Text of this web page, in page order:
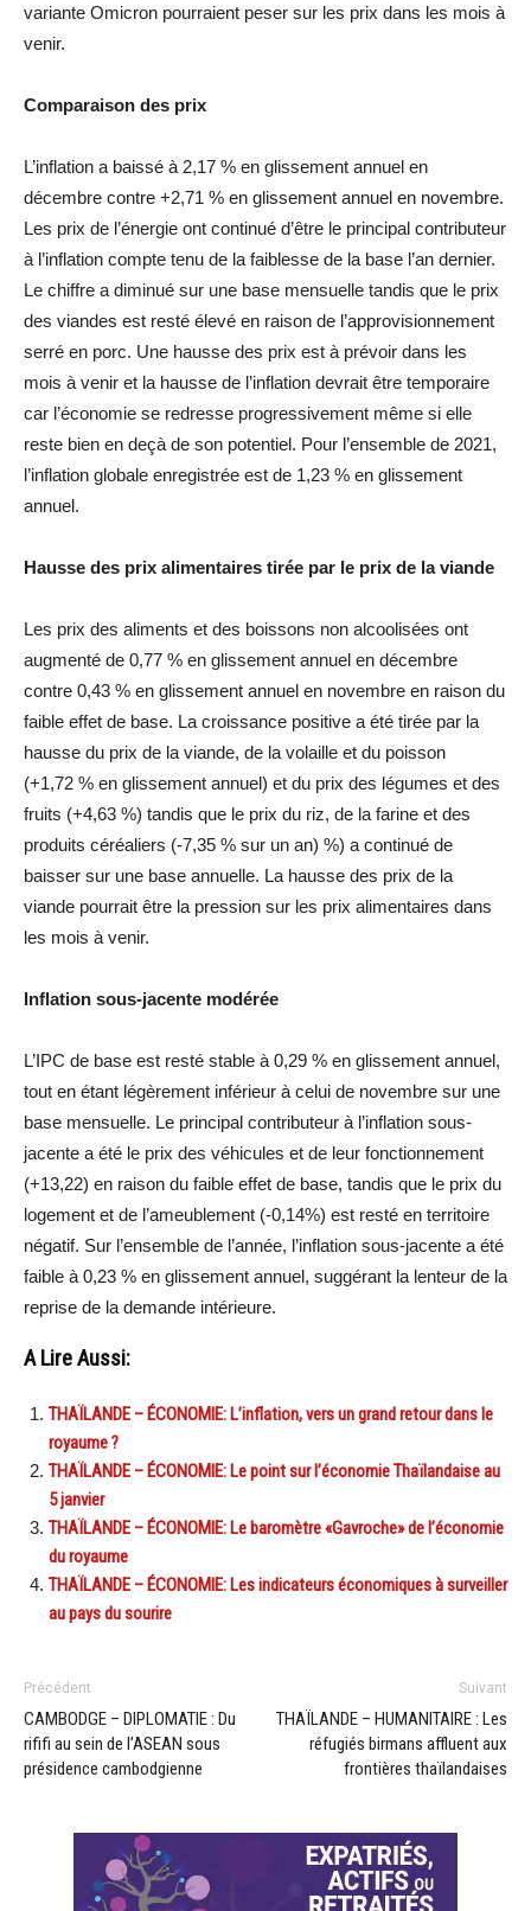
variante Omicron pourraient peser sur les prix dans les mois à
venir.
Comparaison des prix
L’inflation a baissé à 2,17 % en glissement annuel en
décembre contre +2,71 % en glissement annuel en novembre.
Les prix de l’énergie ont continué d’être le principal contributeur
à l’inflation compte tenu de la faiblesse de la base l’an dernier.
Le chiffre a diminué sur une base mensuelle tandis que le prix
des viandes est resté élevé en raison de l’approvisionnement
serré en porc. Une hausse des prix est à prévoir dans les
mois à venir et la hausse de l’inflation devrait être temporaire
car l’économie se redresse progressivement même si elle
reste bien en deçà de son potentiel. Pour l’ensemble de 2021,
l’inflation globale enregistrée est de 1,23 % en glissement
annuel.
Hausse des prix alimentaires tirée par le prix de la viande
Les prix des aliments et des boissons non alcoolisées ont
augmenté de 0,77 % en glissement annuel en décembre
contre 0,43 % en glissement annuel en novembre en raison du
faible effet de base. La croissance positive a été tirée par la
hausse du prix de la viande, de la volaille et du poisson
(+1,72 % en glissement annuel) et du prix des légumes et des
fruits (+4,63 %) tandis que le prix du riz, de la farine et des
produits céréaliers (-7,35 % sur un an) %) a continué de
baisser sur une base annuelle. La hausse des prix de la
viande pourrait être la pression sur les prix alimentaires dans
les mois à venir.
Inflation sous-jacente modérée
L’IPC de base est resté stable à 0,29 % en glissement annuel,
tout en étant légèrement inférieur à celui de novembre sur une
base mensuelle. Le principal contributeur à l’inflation sous-
jacente a été le prix des véhicules et de leur fonctionnement
(+13,22) en raison du faible effet de base, tandis que le prix du
logement et de l’ameublement (-0,14%) est resté en territoire
négatif. Sur l’ensemble de l’année, l’inflation sous-jacente a été
faible à 0,23 % en glissement annuel, suggérant la lenteur de la
reprise de la demande intérieure.
A Lire Aussi:
THAÏLANDE – ÉCONOMIE: L’inflation, vers un grand retour dans le
royaume ?
THAÏLANDE – ÉCONOMIE: Le point sur l’économie Thaïlandaise au
5 janvier
THAÏLANDE – ÉCONOMIE: Le baromètre «Gavroche» de l’économie
du royaume
THAÏLANDE – ÉCONOMIE: Les indicateurs économiques à surveiller
au pays du sourire
Précédent
CAMBODGE – DIPLOMATIE : Du
rififi au sein de l’ASEAN sous
présidence cambodgienne
Suivant
THAÏLANDE – HUMANITAIRE : Les
réfugiés birmans affluent aux
frontières thaïlandaises